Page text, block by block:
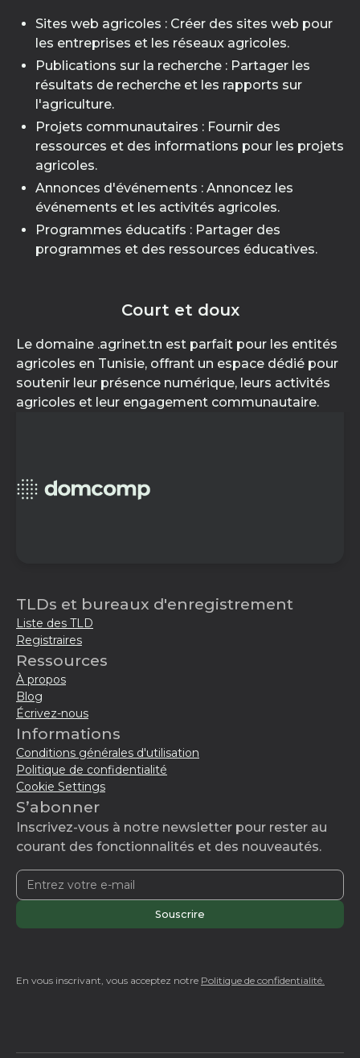
Sites web agricoles : Créer des sites web pour
les entreprises et les réseaux agricoles.
Publications sur la recherche : Partager les
résultats de recherche et les rapports sur
l'agriculture.
Projets communautaires : Fournir des
ressources et des informations pour les projets
agricoles.
Annonces d'événements : Annoncez les
événements et les activités agricoles.
Programmes éducatifs : Partager des
programmes et des ressources éducatives.
Court et doux
Le domaine .agrinet.tn est parfait pour les entités
agricoles en Tunisie, offrant un espace dédié pour
soutenir leur présence numérique, leurs activités
agricoles et leur engagement communautaire.
TLDs et bureaux d'enregistrement
Liste des TLD
Registraires
Ressources
À propos
Blog
Écrivez-nous
Informations
Conditions générales d'utilisation
Politique de confidentialité
Cookie Settings
S’abonner
Inscrivez-vous à notre newsletter pour rester au
courant des fonctionnalités et des nouveautés.
En vous inscrivant, vous acceptez notre Politique de confidentialité.